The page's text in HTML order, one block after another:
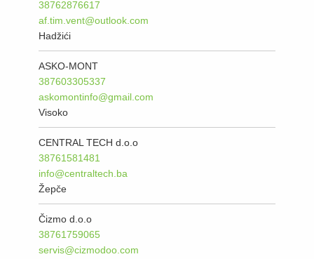
38762876617
af.tim.vent@outlook.com
Hadžići
ASKO-MONT
387603305337
askomontinfo@gmail.com
Visoko
CENTRAL TECH d.o.o
38761581481
info@centraltech.ba
Žepče
Čizmo d.o.o
38761759065
servis@cizmodoo.com